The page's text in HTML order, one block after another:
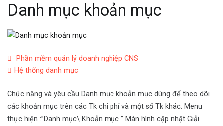
Danh mục khoản mục
Phần mềm quản lý doanh nghiệp CNS
Hệ thống danh mục
Chức năng và yêu cầu Danh mục khoản mục dùng để theo dõi
các khoản mục trên các Tk chi phí và một số Tk khác. Menu
thực hiện :”Danh mục\ Khoản mục ” Màn hình cập nhật Giải